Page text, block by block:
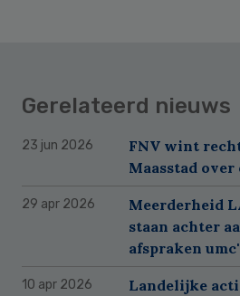
Gerelateerd nieuws
23 jun 2026
FNV wint
Maasstad
29 apr 2026
Meerderheid
staan achter
afspraken
10 apr 2026
Landelijke